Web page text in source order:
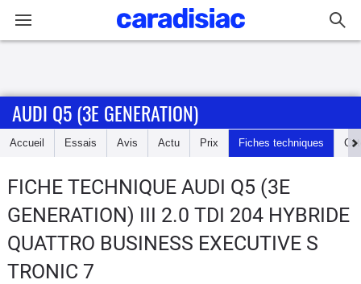
Accueil
Essais
Guide
d'achat
AUDI Q5 (3E GENERATION)
Accueil Essais Avis Actu Prix Fiches techniques
FICHE TECHNIQUE AUDI Q5 (3E
GENERATION) III 2.0 TDI 204 HYBRIDE
QUATTRO BUSINESS EXECUTIVE S
TRONIC 7